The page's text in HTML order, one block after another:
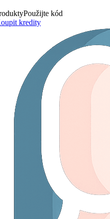
Použijte kód
kredity